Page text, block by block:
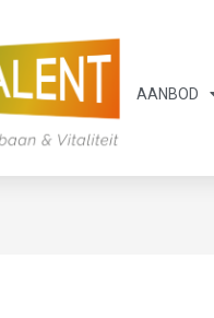
AANBOD